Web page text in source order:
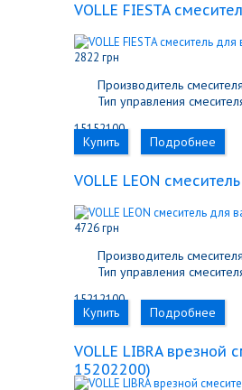
VOLLE FIESTA
2822 грн
Производитель
Тип управления
15152100
Купить Подробнее
VOLLE LEON
4726 грн
Производитель
Тип управления
15212100
Купить Подробнее
VOLLE LIBRA врезной
15202200)